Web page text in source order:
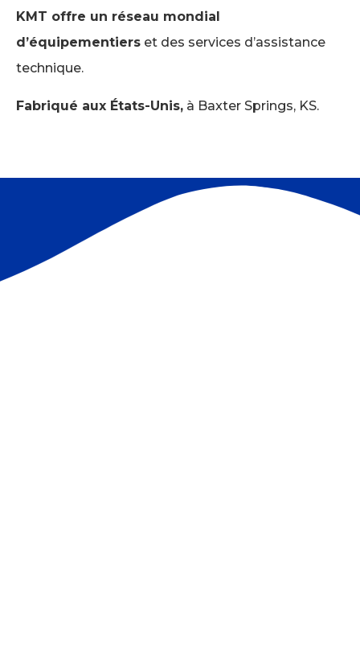
KMT offre un réseau mondial
d’équipementiers et des services d’assistance
technique.
Fabriqué aux États-Unis, à Baxter Springs, KS.